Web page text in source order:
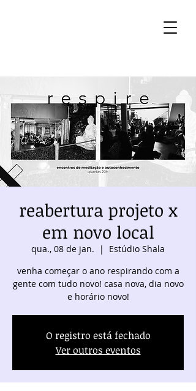
reabertura projeto x
em novo local
qua., 08 de jan.
  |
Estúdio Shala
venha começar o ano respirando com a
gente com tudo novo! casa nova, dia novo
e horário novo!
O registro está fechado
Ver outros eventos